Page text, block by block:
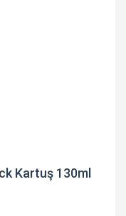
Kartuş 130ml